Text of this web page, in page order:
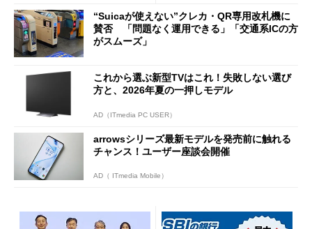
開催
“Suicaが使えない”クレカ・QR専用改札機に
賛否 「問題なく運用できる」「交通系ICの方
がスムーズ」
これから選ぶ新型TVはこれ！失敗しない選び
方と、2026年夏の一押しモデル
AD（ITmedia PC USER）
arrowsシリーズ最新モデルを発売前に触れる
チャンス！ユーザー座談会開催
AD（ ITmedia Mobile）